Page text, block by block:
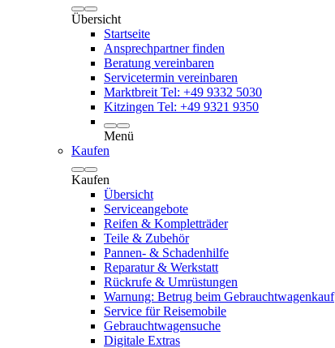
Übersicht
Startseite
Ansprechpartner finden
Beratung vereinbaren
Servicetermin vereinbaren
Marktbreit Tel: +49 9332 5030
Kitzingen Tel: +49 9321 9350
Menü
Kaufen
Kaufen
Übersicht
Serviceangebote
Reifen & Kompletträder
Teile & Zubehör
Pannen- & Schadenhilfe
Reparatur & Werkstatt
Rückrufe & Umrüstungen
Warnung: Betrug beim Gebrauchtwagenkauf
Service für Reisemobile
Gebrauchtwagensuche
Digitale Extras